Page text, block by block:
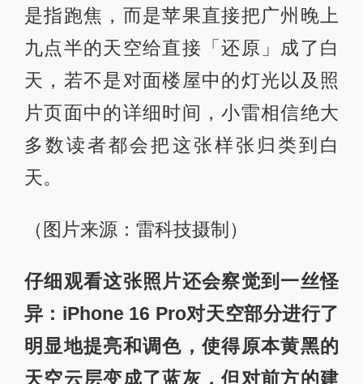
（图片来源：雷科技摄制）
从成像素质来看，小雷觉得iPhone 16
舰们，虽说还没达到超越的水准，但
起码不会像之前那样被甩开一大截
了。